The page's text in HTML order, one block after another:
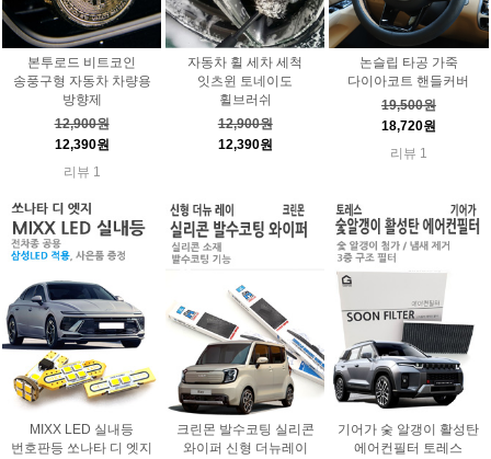
본투로드 비트코인
송풍구형 자동차 차량용
방향제
12,900원
12,390원
리뷰 1
자동차 휠 세차 세척
잇츠윈 토네이도
휠브러쉬
12,900원
12,390원
논슬립 타공 가죽
다이아코트 핸들커버
19,500원
18,720원
리뷰 1
MIXX LED 실내등
번호판등 쏘나타 디 엣지
크린몬 발수코팅 실리콘
와이퍼 신형 더뉴레이
기어가 숯 알갱이 활성탄
에어컨필터 토레스